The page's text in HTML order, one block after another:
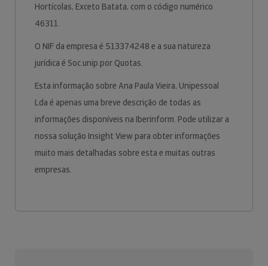
Hortícolas, Exceto Batata, com o código numérico
46311.
O NIF da empresa é 513374248 e a sua natureza
jurídica é Soc.unip.por Quotas.
Esta informação sobre Ana Paula Vieira, Unipessoal
Lda é apenas uma breve descrição de todas as
informações disponíveis na Iberinform. Pode utilizar a
nossa solução Insight View para obter informações
muito mais detalhadas sobre esta e muitas outras
empresas.